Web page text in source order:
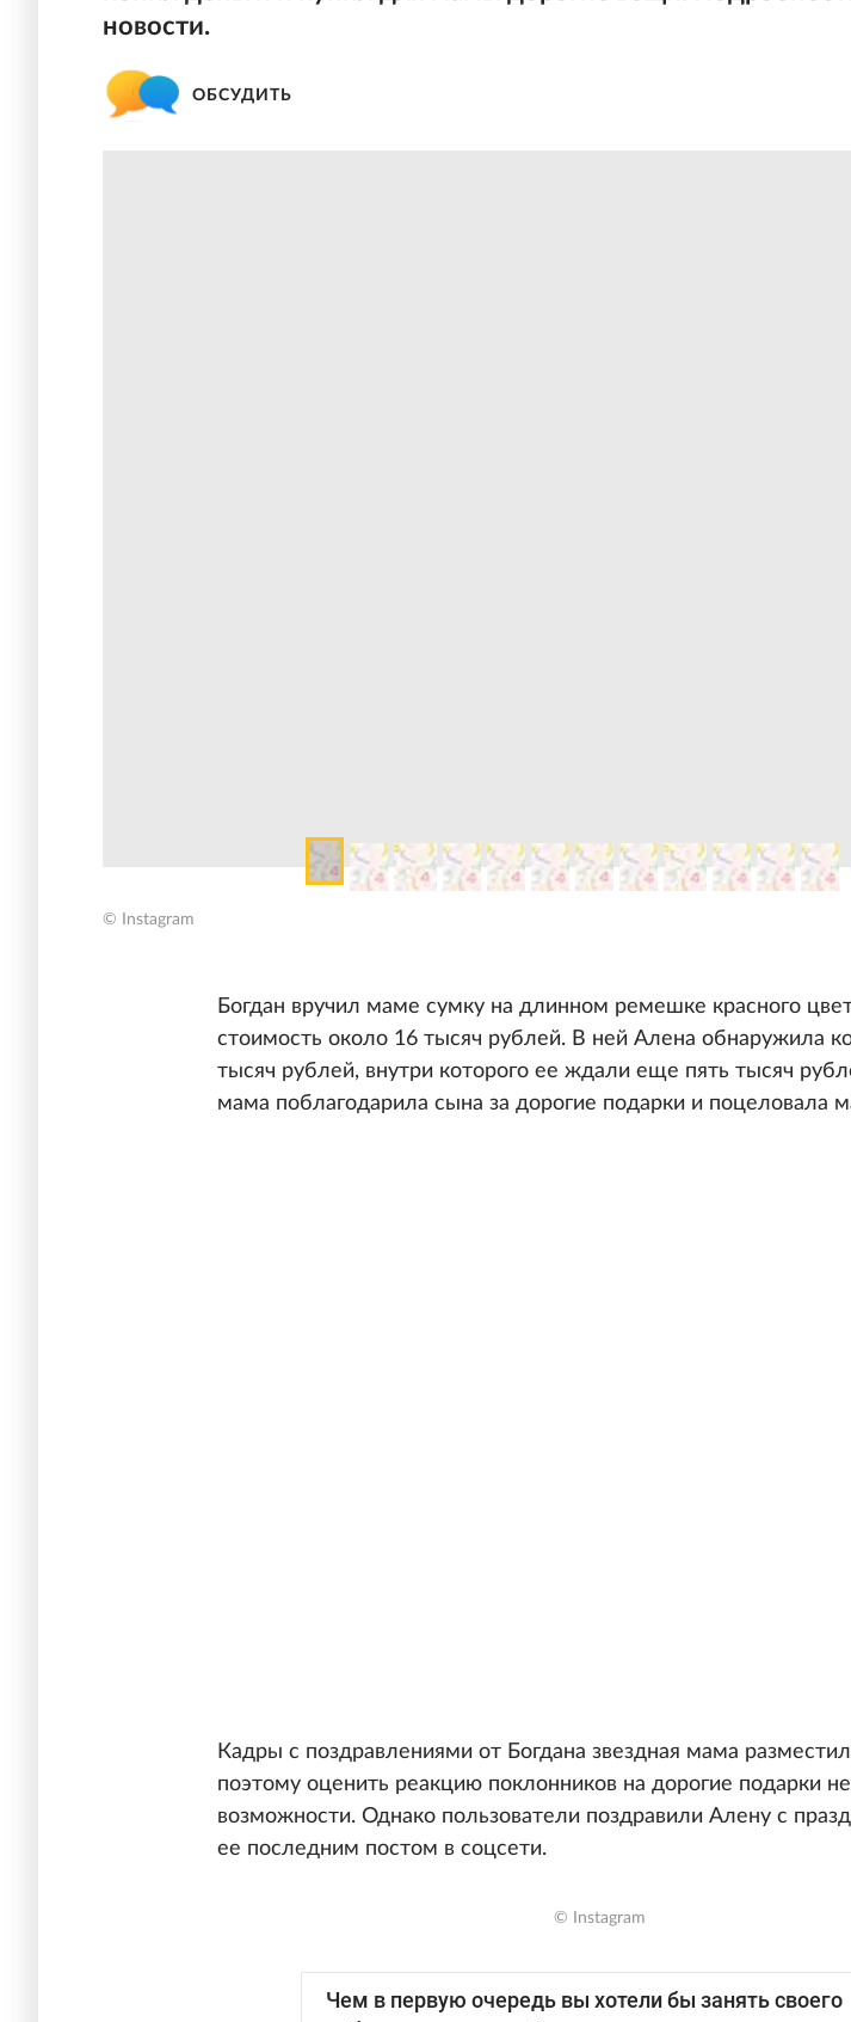
новости.
ОБСУДИТЬ
© Instagram
Богдан вручил маме сумку на длинном ремешке красного
стоимость около 16 тысяч рублей. В ней Алена обнаружила
тысяч рублей, внутри которого ее ждали еще пять тысяч
мама поблагодарила сына за дорогие подарки и поцеловала
Кадры с поздравлениями от Богдана звездная мама
поэтому оценить реакцию поклонников на дорогие подарки
возможности. Однако пользователи поздравили Алену с
ее последним постом в соцсети.
© Instagram